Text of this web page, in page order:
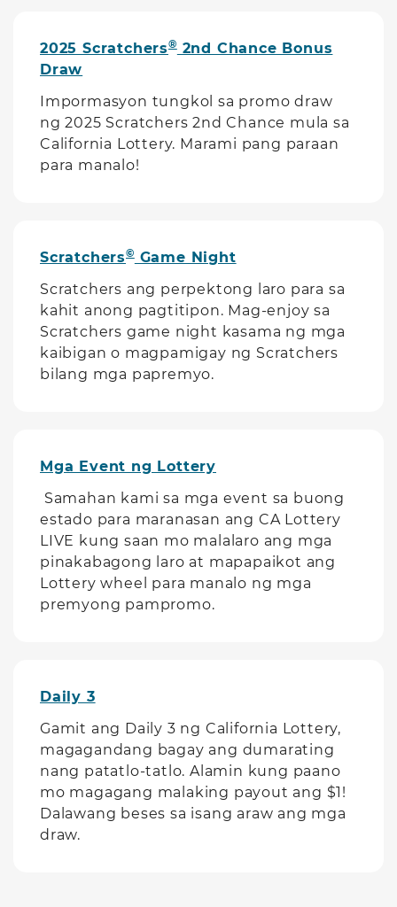
2025 Scratchers®2nd Chance Bonus
Draw
Impormasyon tungkol sa promo draw
ng 2025 Scratchers 2nd Chance mula sa
California Lottery. Marami pang paraan
para manalo!
Scratchers©Game Night
Scratchers ang perpektong laro para sa
kahit anong pagtitipon. Mag-enjoy sa
Scratchers game night kasama ng mga
kaibigan o magpamigay ng Scratchers
bilang mga papremyo.
Mga Event ng Lottery
Samahan kami sa mga event sa buong
estado para maranasan ang CA Lottery
LIVE kung saan mo malalaro ang mga
pinakabagong laro at mapapaikot ang
Lottery wheel para manalo ng mga
premyong pampromo.
Daily 3
Gamit ang Daily 3 ng California Lottery,
magagandang bagay ang dumarating
nang patatlo-tatlo. Alamin kung paano
mo magagang malaking payout ang $1!
Dalawang beses sa isang araw ang mga
draw.